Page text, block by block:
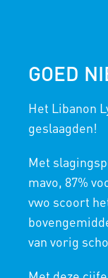
HOME / NIEUWE
TROTS
GOED
Het Libanon
geslaagden!
Met
mavo, 87%
vwo scoort
van vorig